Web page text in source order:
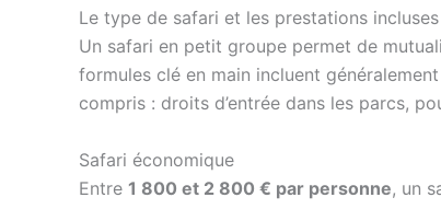
Le type de safari et les prestations incluses
Un safari en petit groupe permet de
formules clé en main incluent
compris : droits d’entrée dans les parcs,
Safari économique
Entre 1 800 et 2 800 € par personne, un